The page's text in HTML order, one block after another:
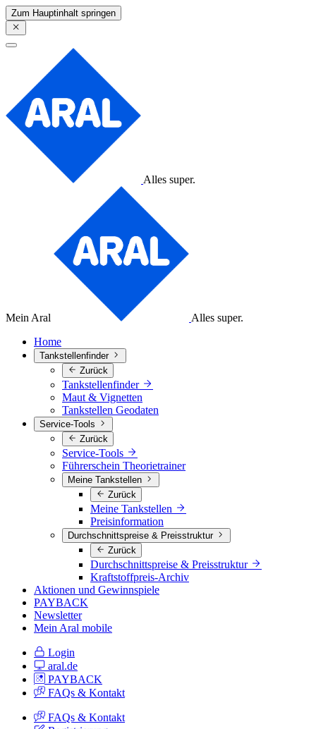
Zum Hauptinhalt springen
Alles super.
Mein Aral
Alles super.
Home
Tankstellenfinder
Zurück
Tankstellenfinder
Maut & Vignetten
Tankstellen Geodaten
Service-Tools
Zurück
Service-Tools
Führerschein Theorietrainer
Meine Tankstellen
Zurück
Meine Tankstellen
Preisinformation
Durchschnittspreise & Preisstruktur
Zurück
Durchschnittspreise & Preisstruktur
Kraftstoffpreis-Archiv
Aktionen und Gewinnspiele
PAYBACK
Newsletter
Mein Aral mobile
Login
aral.de
PAYBACK
FAQs & Kontakt
FAQs & Kontakt